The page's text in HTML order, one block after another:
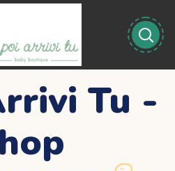
Tu -